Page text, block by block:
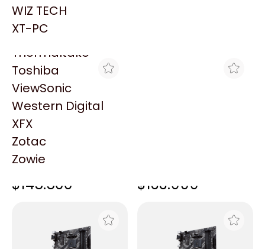
Sentey
Solarmax
Thermaltake
Toshiba
ViewSonic
Western Digital
XFX
Zotac
Zowie
WIZ TECH
XT-PC
MOTHERBOARD ASUS
DDR4
$141.601
MOTHERBOARD ASUS
$145.500 $133.999